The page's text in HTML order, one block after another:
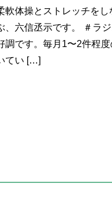
軟体操とストレッチをし
、六信丞示です。 ＃ラ
調です。毎月1〜2件程
てい […]